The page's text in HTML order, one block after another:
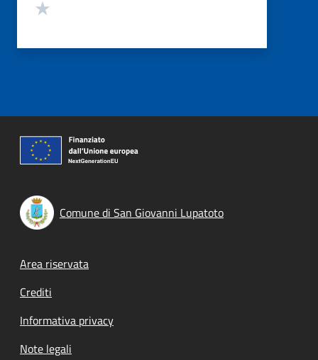
Comune di San Giovanni Lupatoto
Footer menu
Area riservata
Crediti
Informativa privacy
Note legali